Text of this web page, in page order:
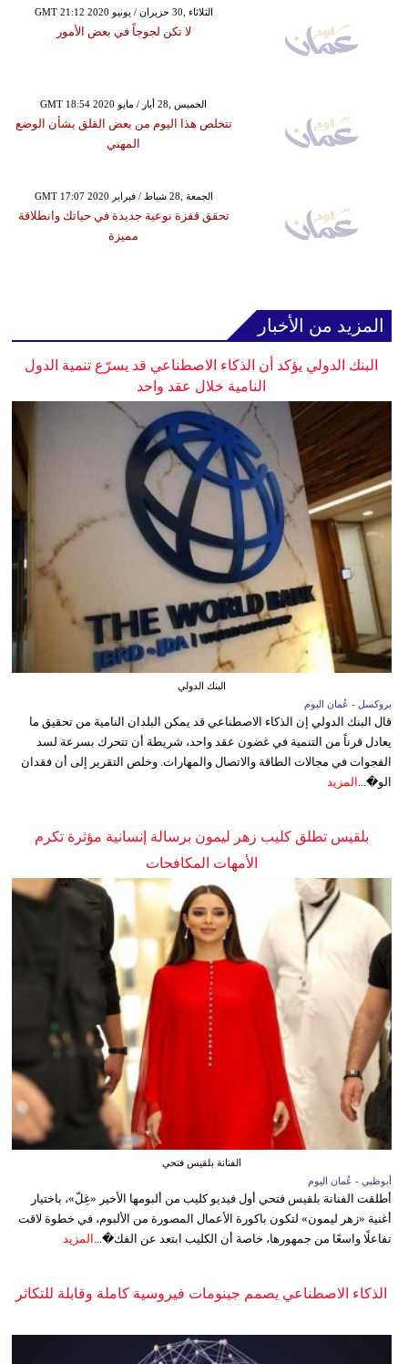
GMT 21:12 2020 الثلاثاء ,30 حزيران / يونيو
لا تكن لجوجاً في بعض الأمور
GMT 18:54 2020 الخميس ,28 أيار / مايو
تتخلص هذا اليوم من بعض القلق بشأن الوضع
المهني
GMT 17:07 2020 الجمعة ,28 شباط / فبراير
تحقق قفزة نوعية جديدة في حياتك وانطلاقة
مميزة
المزيد من الأخبار
البنك الدولي يؤكد أن الذكاء الاصطناعي قد يسرّع تنمية الدول
النامية خلال عقد واحد
البنك الدولي
بروكسل - عُمان اليوم
قال البنك الدولي إن الذكاء الاصطناعي قد يمكن البلدان النامية من تحقيق ما
يعادل قرناً من التنمية في غضون عقد واحد، شريطة أن تتحرك بسرعة لسد
الفجوات في مجالات الطاقة والاتصال والمهارات. وخلص التقرير إلى أن فقدان
الو�... المزيد
بلقيس تطلق كليب زهر ليمون برسالة إنسانية مؤثرة تكرم
الأمهات المكافحات
الفنانة بلقيس فتحي
أبوظبي - عُمان اليوم
أطلقت الفنانة بلقيس فتحي أول فيديو كليب من ألبومها الأخير «غِلّ»، باختيار
أغنية «زهر ليمون» لتكون باكورة الأعمال المصورة من الألبوم، في خطوة لاقت
تفاعلًا واسعًا من جمهورها، خاصة أن الكليب ابتعد عن الفك�...
المزيد
الذكاء الاصطناعي يصمم جينومات فيروسية كاملة وقابلة للتكاثر